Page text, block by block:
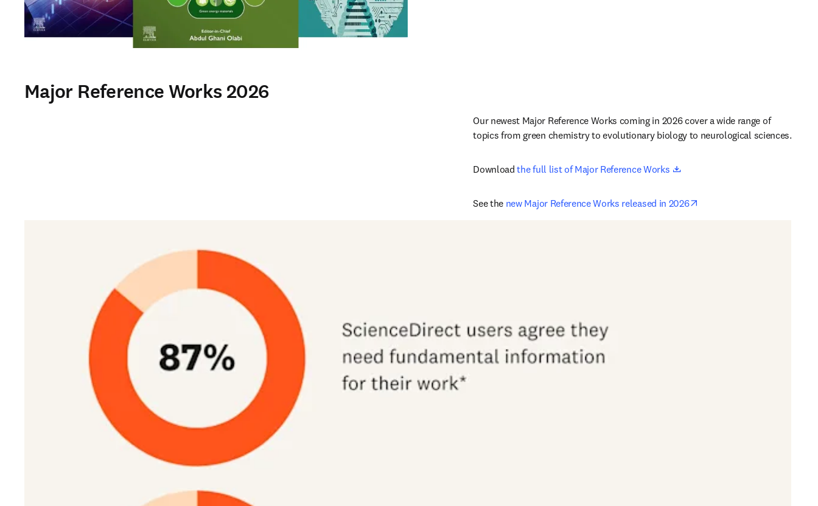
Major Reference Works 2026
Our newest Major Reference Works coming in 2026 cover a wide range of
topics from green chemistry to evolutionary biology to neurological sciences.
Download the full list of Major Reference Works opens in new tab/window
See the new Major Reference Works released in 2026